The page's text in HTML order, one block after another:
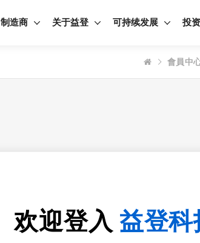
制造商 关于益登 可持续发展 投
會員中
欢迎登入 益登